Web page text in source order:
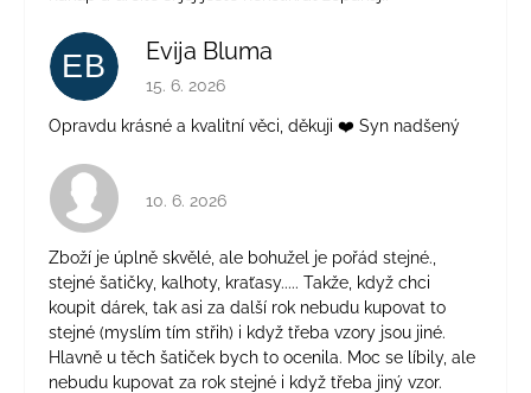
EB Evija Bluma
Hodnocení obchodu je 5 z 5 hvězdiček.
15. 6. 2026
Opravdu krásné a kvalitní věci, děkuji ❤️ Syn nadšený
Hodnocení obchodu je 4 z 5 hvězdiček.
10. 6. 2026
Zboží je úplně skvělé, ale bohužel je pořád stejné.,
stejné šatičky, kalhoty, kraťasy..... Takže, když chci
koupit dárek, tak asi za další rok nebudu kupovat to
stejné (myslím tím střih) i když třeba vzory jsou jiné.
Hlavně u těch šatiček bych to ocenila. Moc se líbily, ale
nebudu kupovat za rok stejné i když třeba jiný vzor.